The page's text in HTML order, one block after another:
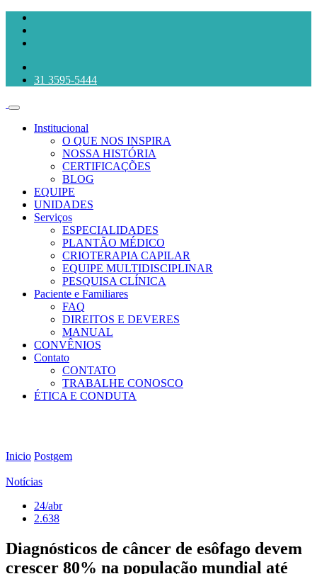
31 3595-5444
Institucional
O QUE NOS INSPIRA
NOSSA HISTÓRIA
CERTIFICAÇÕES
BLOG
EQUIPE
UNIDADES
Serviços
ESPECIALIDADES
PLANTÃO MÉDICO
CRIOTERAPIA CAPILAR
EQUIPE MULTIDISCIPLINAR
PESQUISA CLÍNICA
Paciente e Familiares
FAQ
DIREITOS E DEVERES
MANUAL
CONVÊNIOS
Contato
CONTATO
TRABALHE CONOSCO
ÉTICA E CONDUTA
Inicio Postgem
Notícias
24/abr
2.638
Diagnósticos de câncer de esôfago devem
crescer 80% na população mundial até